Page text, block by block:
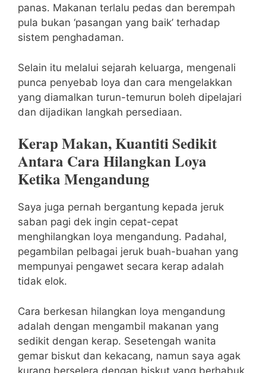
panas. Makanan terlalu pedas dan berempah
pula bukan ‘pasangan yang baik’ terhadap
sistem penghadaman.
Selain itu melalui sejarah keluarga, mengenali
punca penyebab loya dan cara mengelakkan
yang diamalkan turun-temurun boleh dipelajari
dan dijadikan langkah persediaan.
Kerap Makan, Kuantiti Sedikit
Antara Cara Hilangkan Loya
Ketika Mengandung
Saya juga pernah bergantung kepada jeruk
saban pagi dek ingin cepat-cepat
menghilangkan loya mengandung. Padahal,
pegambilan pelbagai jeruk buah-buahan yang
mempunyai pengawet secara kerap adalah
tidak elok.
Cara berkesan hilangkan loya mengandung
adalah dengan mengambil makanan yang
sedikit dengan kerap. Sesetengah wanita
gemar biskut dan kekacang, namun saya agak
kurang berselera dengan biskut yang berhabuk